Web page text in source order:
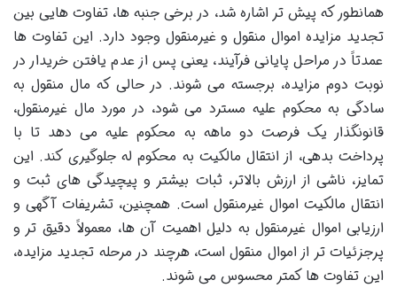
همانطور که پیش تر اشاره شد، در برخی جنبه ها، تفاوت هایی بین
تجدید مزایده اموال منقول و غیرمنقول وجود دارد. این تفاوت ها
عمدتاً در مراحل پایانی فرآیند، یعنی پس از عدم یافتن خریدار در
نوبت دوم مزایده، برجسته می شوند. در حالی که مال منقول به
سادگی به محکوم علیه مسترد می شود، در مورد مال غیرمنقول،
قانونگذار یک فرصت دو ماهه به محکوم علیه می دهد تا با
پرداخت بدهی، از انتقال مالکیت به محکوم له جلوگیری کند. این
تمایز، ناشی از ارزش بالاتر، ثبات بیشتر و پیچیدگی های ثبت و
انتقال مالکیت اموال غیرمنقول است. همچنین، تشریفات آگهی و
ارزیابی اموال غیرمنقول به دلیل اهمیت آن ها، معمولاً دقیق تر و
پرجزئیات تر از اموال منقول است، هرچند در مرحله تجدید مزایده،
این تفاوت ها کمتر محسوس می شوند.